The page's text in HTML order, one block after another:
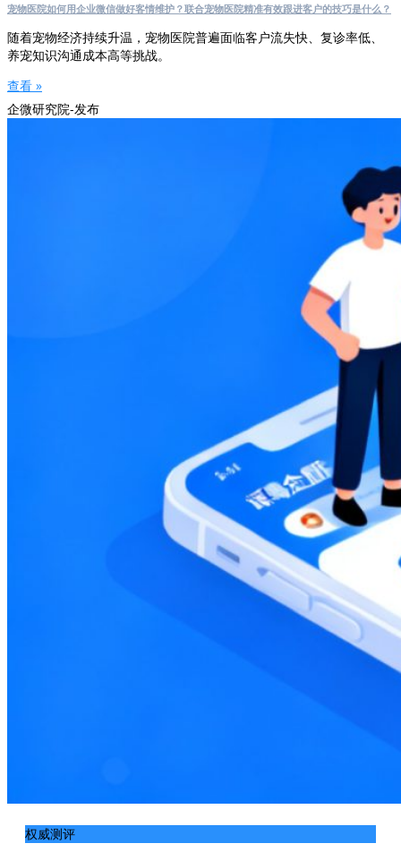
宠物医院如何用企业微信做好客情维护？联合宠物医院精准有效跟进客户的技巧是什么？
随着宠物经济持续升温，宠物医院普遍面临客户流失快、复诊率低、
养宠知识沟通成本高等挑战。
查看 »
企微研究院-发布
权威测评